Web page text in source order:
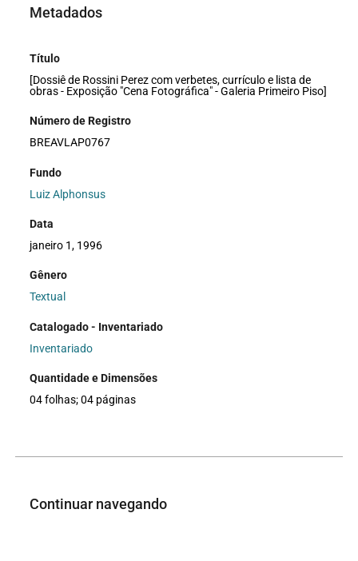
Metadados
Título
[Dossiê de Rossini Perez com verbetes, currículo e lista de
obras - Exposição "Cena Fotográfica" - Galeria Primeiro Piso]
Número de Registro
BREAVLAP0767
Fundo
Luiz Alphonsus
Data
janeiro 1, 1996
Gênero
Textual
Catalogado - Inventariado
Inventariado
Quantidade e Dimensões
04 folhas; 04 páginas
Continuar navegando